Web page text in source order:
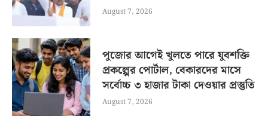
August 7, 2026
পুজোর আগেই খুলতে পারে যুবশক্তি
প্রকল্পের পোর্টাল, বেকারদের মাসে
সর্বোচ্চ ৩ হাজার টাকা দেওয়ার প্রস্তুতি
August 7, 2026